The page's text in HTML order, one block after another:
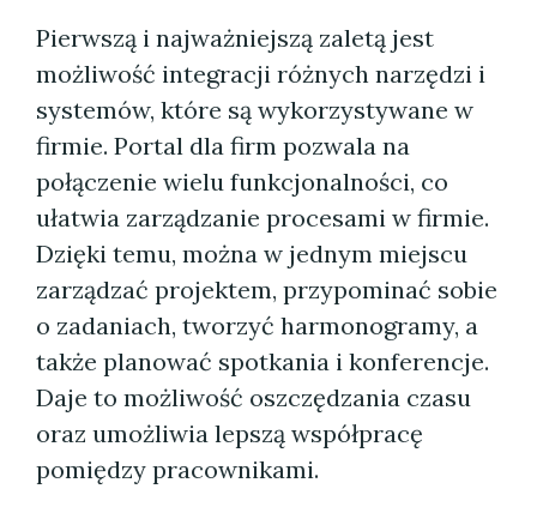
Pierwszą i najważniejszą zaletą jest
możliwość integracji różnych narzędzi i
systemów, które są wykorzystywane w
firmie. Portal dla firm pozwala na
połączenie wielu funkcjonalności, co
ułatwia zarządzanie procesami w firmie.
Dzięki temu, można w jednym miejscu
zarządzać projektem, przypominać sobie
o zadaniach, tworzyć harmonogramy, a
także planować spotkania i konferencje.
Daje to możliwość oszczędzania czasu
oraz umożliwia lepszą współpracę
pomiędzy pracownikami.